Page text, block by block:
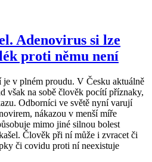
Adenovirus si lze
proti němu není
v plném proudu. V Česku aktuálně
však na sobě člověk pocítí příznaky,
Odborníci ve světě nyní varují
nákazou v menší míře
mimo jiné silnou bolest
Člověk při ní může i zvracet či
či covidu proti ní neexistuje